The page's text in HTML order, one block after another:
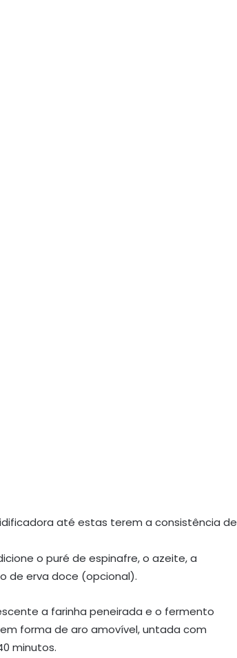
até estas terem a consistência de
o puré de espinafre, o azeite, a
de erva doce (opcional).
a farinha peneirada e o fermento
forma de aro amovível, untada com
minutos.